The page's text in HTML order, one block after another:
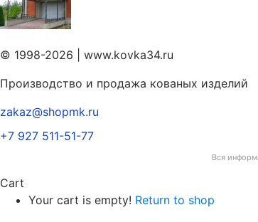
© 1998-2026 | www.kovka34.ru
Производство и продажа кованых изделий
zakaz@shopmk.ru
+7 927 511-51-77
Вся
Cart
Your cart is empty! Return to shop